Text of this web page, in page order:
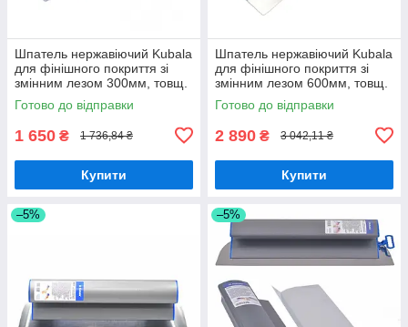
Шпатель нержавіючий Kubala
для фінішного покриття зі
змінним лезом 300мм, товщ.
0,3мм
Готово до відправки
1 650 ₴ 1 736,84 ₴
Купити
Шпатель нержавіючий Kubala
для фінішного покриття зі
змінним лезом 600мм, товщ.
0,3мм
Готово до відправки
2 890 ₴ 3 042,11 ₴
Купити
–5% –5%